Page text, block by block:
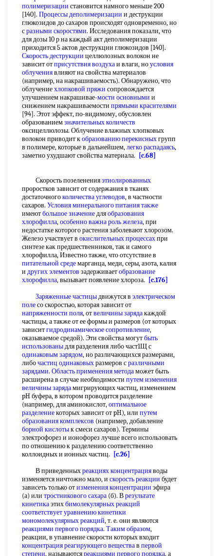
полимеризации становится намного меньше 200
[140]. Процессы деполимеризации и деструкции
глюкозидов до сахаров происходят одновременно, но
сразными скоростями. Исследования показали, что
для дозы 10 р на каждый акт деполимеризации
приходится 5 актов деструкции глюкозидов [140].
Скорость деструкции целлюлозных волокон не
зависит отприсутствия воздухаи влаги, ноусловия
облучениявлияют на свойства материалов
(например, на накрашиваемость). Обнаружено, что
облучениехлопковой пряжи сопровождается
улучшением накрашивае-мости основными и
снижением накрашиваемости прямыми красителями
[94]. Этот эффект, по-видимому, обусловлен
образованиемзначительных количеств
оксицеллюлозы. Облучение влажных хлопковых
волокон приводит кобразованию перекисныхгрупп
в полимере, которые в дальнейшем,легко распадаясь,
заметно ухудшают свойства материала.
[c.68]
Скорость позелененияэтиолированных
проростков зависит от содержания в тканях
достаточногоколичества углеводов, в частности
сахаров. Условия минеральногопитания также
имеютбольшое значениедляобразования
хлорофилла,особенно важнароль железа, при
недостатке которого растения заболевают хлорозом.
Железо участвует в окислительных процессахпри
синтезе как предшественников, так и самого
хлорофилла, Известно также, что отсутствие в
питательной средемарганца, меди, серы, азота, калия
и других элементов задерживаетобразование
хлорофилла, вызывает появление хлороза.
[c.176]
Заряженные частицыдвижутся в электрическом
полесо скоростью, которая зависит от
напряженности поля, отвеличины зарядакаждой
частицы, а также от ее формы и размеров (от которых
зависитгидродинамическое сопротивление,
оказываемое средой). Эти свойства могутбыть
использованыдля разделения либо част1Щ с
одинаковым зарядом, но различающихся размерами,
либочастиц одинаковыхразмеров сразличными
зарядами. Область применения методаможет быть
расширена в случае необходимости путем изменения
величины зарядамигрирующих частиц, изменением
pH буфера, в котором проводится разделение
(например, для аминокислот,оптимальное
разделениекоторых зависит от pH), или путем
образования комплексов (например, добавление
борной кислотык смеси сахаров). Термины
электрофорез и ионофорез лучше всего использовать
по отношению к разделению соответственно
коллоидных и ионных частиц.
[c.26]
В приведенныхреакциях концентрацияводы
изменяется ничтожно мало, и скорость реакции будет
зависеть только отизменения концентрации эфира
(а) или тростникового сахара (б). Врезультате
кинетикаэтихбимолекулярных реакций
соответствует уравнениюкинетики
мономолекулярных реакций, т. е. они являются
реакциями первого порядка. Таким образом,
реакции, в упавнение скорости которых входит
концентрация реагирующего веществав первой
степени, называютсяреакциями первого порядка, а